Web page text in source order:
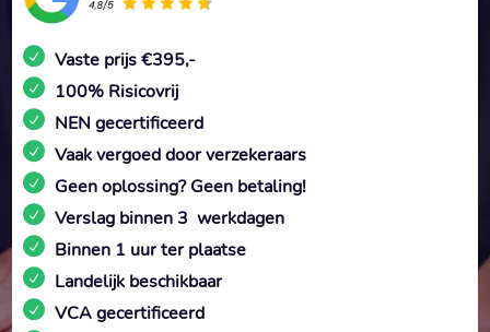
Vaste prijs €395,-
100% Risicovrij
NEN gecertificeerd
Vaak vergoed door verzekeraars
Geen oplossing? Geen betaling!
Verslag binnen 3 werkdagen
Binnen 1 uur ter plaatse
Landelijk beschikbaar
VCA gecertificeerd